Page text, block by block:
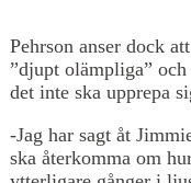
Pehrson anser dock
”djupt olämpliga”
det inte ska upprepa
-Jag har sagt åt
ska återkomma om